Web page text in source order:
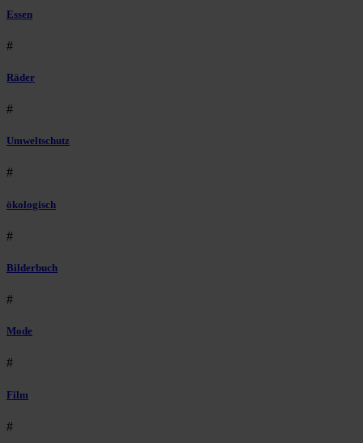
Essen
#
Räder
#
Umweltschutz
#
ökologisch
#
Bilderbuch
#
Mode
#
Film
#